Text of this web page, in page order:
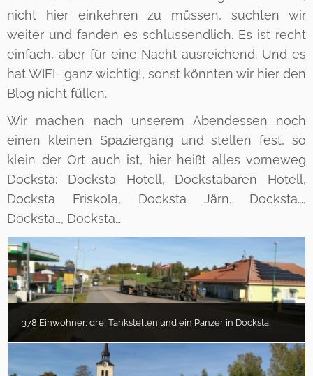
nicht hier einkehren zu müssen, suchten wir
weiter und fanden es schlussendlich. Es ist recht
einfach, aber für eine Nacht ausreichend. Und es
hat WIFI- ganz wichtig!, sonst könnten wir hier den
Blog nicht füllen.
Wir machen nach unserem Abendessen noch
einen kleinen Spaziergang und stellen fest, so
klein der Ort auch ist, hier heißt alles vorneweg
Docksta: Docksta Hotell, Dockstabaren Hotell,
Docksta Friskola, Docksta Järn, Docksta…,
Docksta…, Docksta…
378 Einwohner, drei Tankstellen und ein Panzer in Docksta